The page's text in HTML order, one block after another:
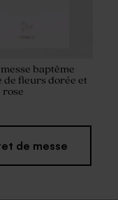
baptême
de fleurs dorée et
rose
de messe